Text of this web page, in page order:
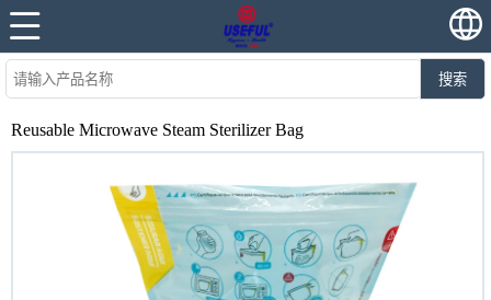
搜索
Reusable Microwave Steam Sterilizer Bag